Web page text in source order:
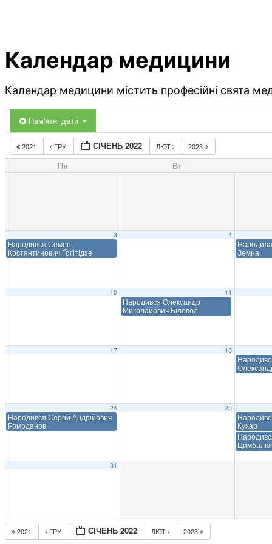
Календар медицини
Календар медицини містить професійні свята
Пам'ятні дати
2021 ГРУ СІЧЕНЬ 2022 ЛЮТ 2023
Пн Вт
3
Народився Семен
Костянтинович Ґоґітідзе
4
Земна
10 11
Народився Олександр
Миколайович Біловол
17 18
24
Народився Сергій Андрійович
Ромоданов
25
Кухар
31
2021 ГРУ СІЧЕНЬ 2022 ЛЮТ 2023